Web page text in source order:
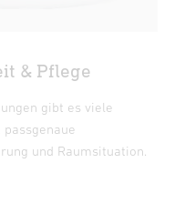
& Pflege
gibt es viele
und Raumsituation.